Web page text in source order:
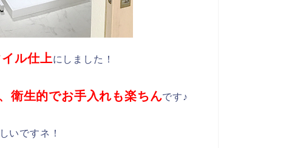
ル仕上にしました！
衛生的でお手入れも楽ちんです♪
いですネ！